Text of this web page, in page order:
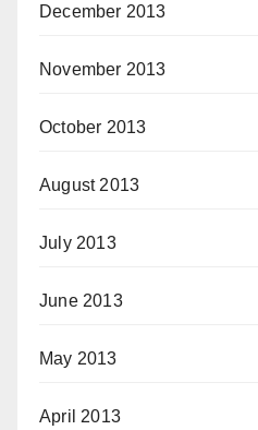
December 2013
November 2013
October 2013
August 2013
July 2013
June 2013
May 2013
April 2013